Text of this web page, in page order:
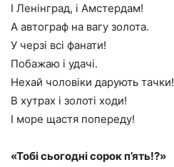
І Ленінград, і Амстердам!
А автограф на вагу золота.
У черзі всі фанати!
Побажаю і удачі.
Нехай чоловіки дарують тачки!
В хутрах і золоті ходи!
І море щастя попереду!
«Тобі сьогодні сорок п’ять!?»